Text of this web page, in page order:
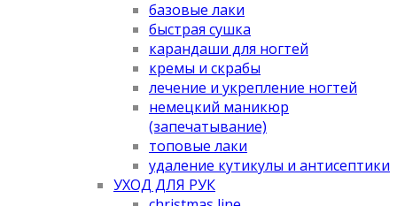
базовые лаки
быстрая сушка
карандаши для ногтей
кремы и скрабы
лечение и укрепление ногтей
немецкий маникюр
(запечатывание)
топовые лаки
удаление кутикулы и антисептики
УХОД ДЛЯ РУК